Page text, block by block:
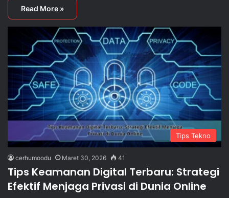
Read More »
Tips Tekno
cerhumoodu Maret 30, 2026 41
Tips Keamanan Digital Terbaru: Strategi
Efektif Menjaga Privasi di Dunia Online